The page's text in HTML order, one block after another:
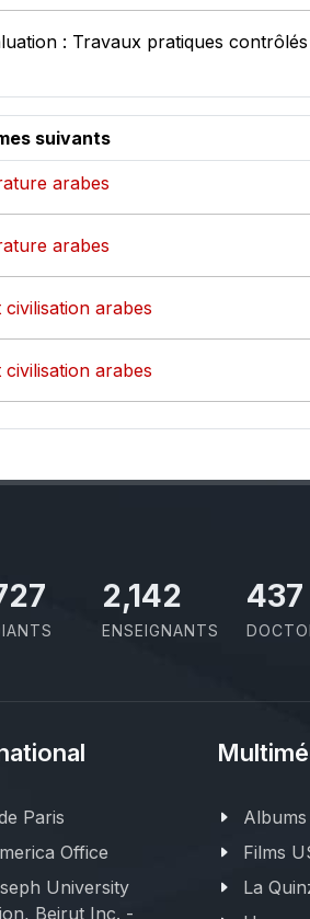
: Travaux pratiques contrôlés
suivants
arabes
arabes
arabes
arabes
2,142
ENSEIGNANTS
437
Paris
Office
University
Beirut Inc. -
Films
La